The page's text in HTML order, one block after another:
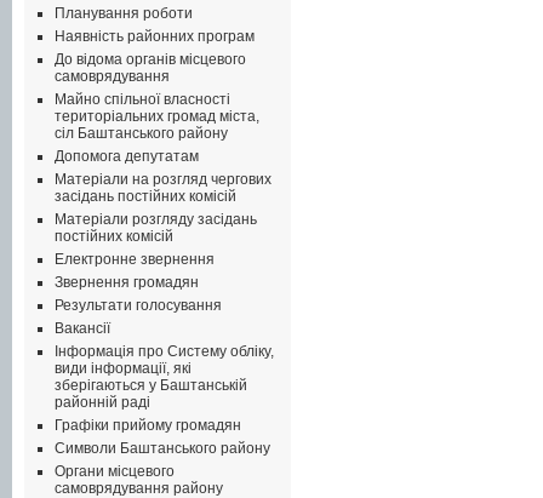
Планування роботи
Наявність районних програм
До відома органів місцевого
самоврядування
Майно спільної власності
територіальних громад міста,
сіл Баштанського району
Допомога депутатам
Матеріали на розгляд чергових
засідань постійних комісій
Матеріали розгляду засідань
постійних комісій
Електронне звернення
Звернення громадян
Результати голосування
Вакансії
Інформація про Систему обліку,
види інформації, які
зберігаються у Баштанській
районній раді
Графіки прийому громадян
Символи Баштанського району
Органи місцевого
самоврядування району